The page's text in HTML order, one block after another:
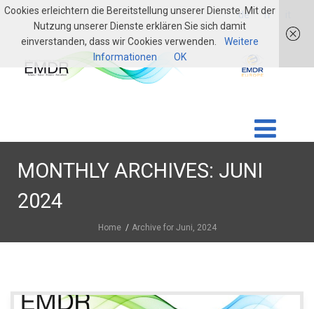
login de fr
MONTHLY ARCHIVES: JUNI
2024
Home Archive for Juni, 2024
Cookies erleichtern die Bereitstellung unserer Dienste. Mit der
Nutzung unserer Dienste erklären Sie sich damit
einverstanden, dass wir Cookies verwenden.
Weitere
Informationen
OK